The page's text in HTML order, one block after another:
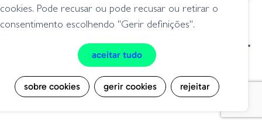
condições de venda
livro de reclamações
privacidade
cookies
Grilo Pesca - Loja de Pesca e Competição © Todos os direitos reservados |
Desenvolvido porBomsite
cookies. Pode recusar ou pode recusar ou retirar o
consentimento escolhendo "Gerir definições".
aceitar tudo
sobre cookies gerir cookies rejeitar